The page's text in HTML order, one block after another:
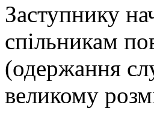
Заступнику
спільникам
(одержання
великому